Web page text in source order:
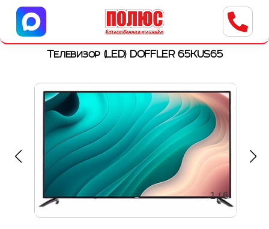
Центр бытовой техники
г. Ульяновск, ул. Пушкарева, 8a
Телевизор (LED) DOFFLER 65KUS65
1/6